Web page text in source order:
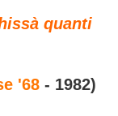
quanti
'68 - 1982)